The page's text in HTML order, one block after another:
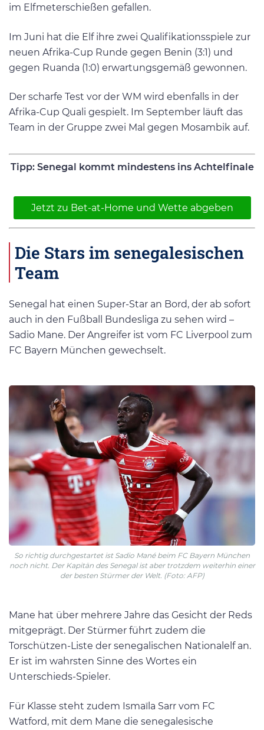
im Elfmeterschießen gefallen.
Im Juni hat die Elf ihre zwei Qualifikationsspiele zur
neuen Afrika-Cup Runde gegen Benin (3:1) und
gegen Ruanda (1:0) erwartungsgemäß gewonnen.
Der scharfe Test vor der WM wird ebenfalls in der
Afrika-Cup Quali gespielt. Im September läuft das
Team in der Gruppe zwei Mal gegen Mosambik auf.
Tipp: Senegal kommt mindestens ins Achtelfinale
Jetzt zu Bet-at-Home und Wette abgeben
Die Stars im senegalesischen
Team
Senegal hat einen Super-Star an Bord, der ab sofort
auch in den Fußball Bundesliga zu sehen wird –
Sadio Mane. Der Angreifer ist vom FC Liverpool zum
FC Bayern München gewechselt.
So richtig durchgestartet ist Sadio Mané beim FC Bayern München
noch nicht. Der Kapitän des Senegal ist aber trotzdem weiterhin einer
der besten Stürmer der Welt. (Foto: AFP)
Mane hat über mehrere Jahre das Gesicht der Reds
mitgeprägt. Der Stürmer führt zudem die
Torschützen-Liste der senegalischen Nationalelf an.
Er ist im wahrsten Sinne des Wortes ein
Unterschieds-Spieler.
Für Klasse steht zudem Ismaïla Sarr vom FC
Watford, mit dem Mane die senegalesische